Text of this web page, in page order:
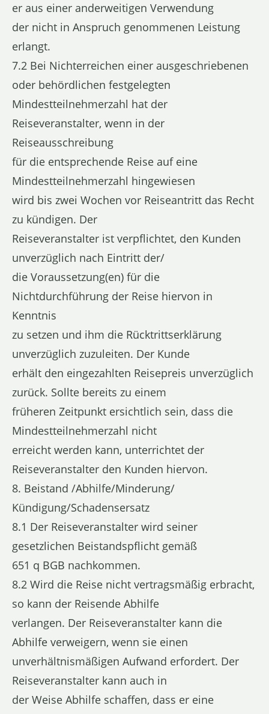
er aus einer anderweitigen Verwendung
der nicht in Anspruch genommenen Leistung
erlangt.
7.2 Bei Nichterreichen einer ausgeschriebenen
oder behördlichen festgelegten
Mindestteilnehmerzahl hat der
Reiseveranstalter, wenn in der
Reiseausschreibung
für die entsprechende Reise auf eine
Mindestteilnehmerzahl hingewiesen
wird bis zwei Wochen vor Reiseantritt das Recht
zu kündigen. Der
Reiseveranstalter ist verpflichtet, den Kunden
unverzüglich nach Eintritt der/
die Voraussetzung(en) für die
Nichtdurchführung der Reise hiervon in
Kenntnis
zu setzen und ihm die Rücktrittserklärung
unverzüglich zuzuleiten. Der Kunde
erhält den eingezahlten Reisepreis unverzüglich
zurück. Sollte bereits zu einem
früheren Zeitpunkt ersichtlich sein, dass die
Mindestteilnehmerzahl nicht
erreicht werden kann, unterrichtet der
Reiseveranstalter den Kunden hiervon.
8. Beistand /Abhilfe/Minderung/
Kündigung/Schadensersatz
8.1 Der Reiseveranstalter wird seiner
gesetzlichen Beistandspflicht gemäß
651 q BGB nachkommen.
8.2 Wird die Reise nicht vertragsmäßig erbracht,
so kann der Reisende Abhilfe
verlangen. Der Reiseveranstalter kann die
Abhilfe verweigern, wenn sie einen
unverhältnismäßigen Aufwand erfordert. Der
Reiseveranstalter kann auch in
der Weise Abhilfe schaffen, dass er eine